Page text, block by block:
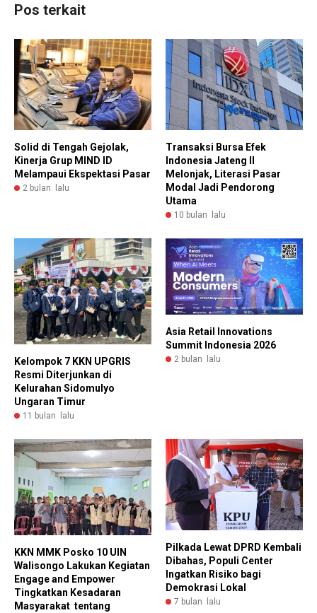
Pos terkait
Solid di Tengah Gejolak,
Kinerja Grup MIND ID
Melampaui Ekspektasi Pasar
2 bulan lalu
Transaksi Bursa Efek
Indonesia Jateng II
Melonjak, Literasi Pasar
Modal Jadi Pendorong
Utama
10 bulan lalu
Kelompok 7 KKN UPGRIS
Resmi Diterjunkan di
Kelurahan Sidomulyo
Ungaran Timur
11 bulan lalu
Asia Retail Innovations
Summit Indonesia 2026
2 bulan lalu
KKN MMK Posko 10 UIN
Walisongo Lakukan Kegiatan
Engage and Empower
Tingkatkan Kesadaran
Masyarakat tentang
Pilkada Lewat DPRD Kembali
Dibahas, Populi Center
Ingatkan Risiko bagi
Demokrasi Lokal
7 bulan lalu